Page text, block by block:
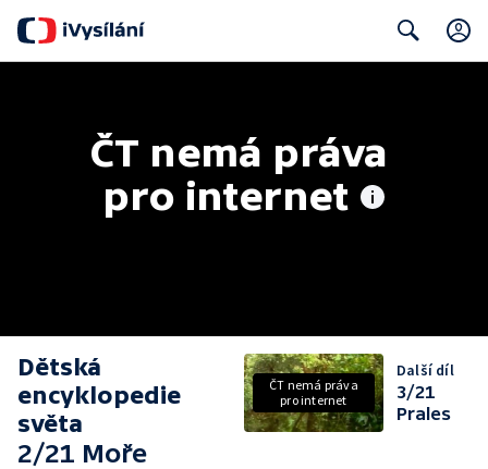
ČT nemá práva
pro internet
Dětská
encyklopedie
světa
2/21 Moře
ČT nemá práva
pro internet
Další díl
3/21
Prales